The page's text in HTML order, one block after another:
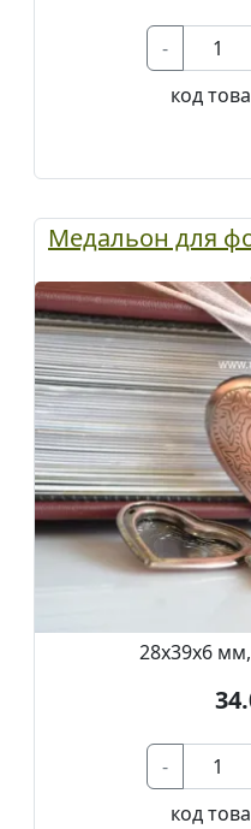
-
код
Медальон для
28х39х6
-
код